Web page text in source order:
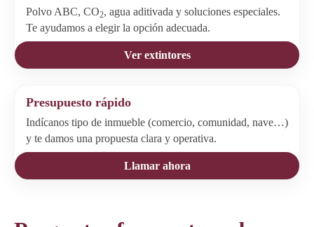
Polvo ABC, CO2, agua aditivada y soluciones especiales.
Te ayudamos a elegir la opción adecuada.
Ver extintores
Presupuesto rápido
Indícanos tipo de inmueble (comercio, comunidad, nave…)
y te damos una propuesta clara y operativa.
Llamar ahora